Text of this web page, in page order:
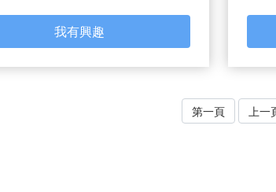
我有興趣
第一頁 上一